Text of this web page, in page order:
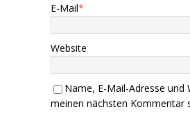
E-Mail*
Website
Name, E-Mail-Adresse
meinen nächsten Kommentar